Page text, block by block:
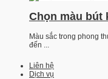
Chọn màu bút
Màu sắc trong phong
đến ...
Liên hệ
Dịch vụ